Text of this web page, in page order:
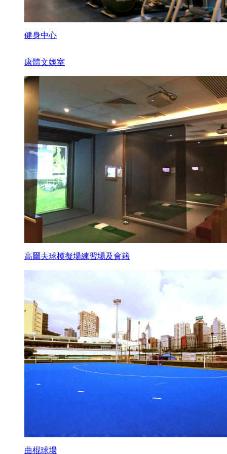
健身中心
康體文娛室
高爾夫球模擬場練習場及會籍
曲棍球場